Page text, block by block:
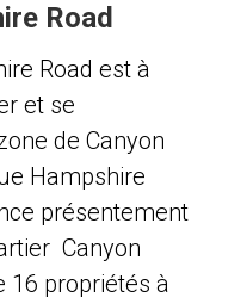
Road
Road est à
et se
de Canyon
Hampshire
présentement
Canyon
16 propriétés à